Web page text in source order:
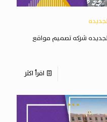
شركه تصميم مواقع
اقرأ اكثر